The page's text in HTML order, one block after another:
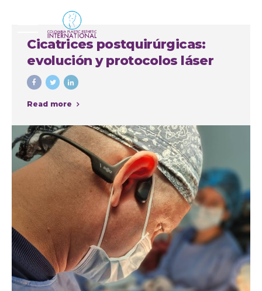
Cicatrices postquirúrgicas:
evolución y protocolos láser
Read more